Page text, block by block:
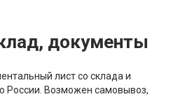
документы
лист со склада и
России. Возможен самовывоз,